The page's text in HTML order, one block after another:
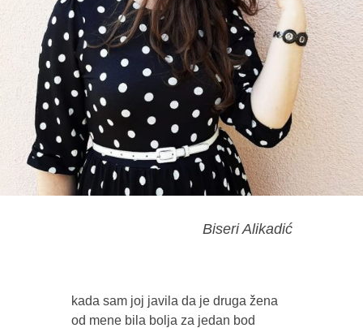
Biseri Alikadić
kada sam joj javila da je druga žena
od mene bila bolja za jedan bod